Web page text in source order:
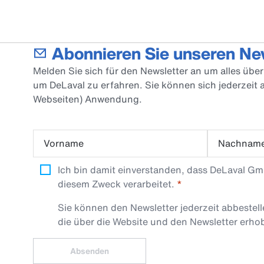
Abonnieren Sie unseren
Melden Sie sich für den Newsletter an um alles
um DeLaval zu erfahren. Sie können sich
Webseiten) Anwendung.
Vorname
Ich bin damit einverstanden, dass DeLaval
diesem Zweck verarbeitet.
Sie können den Newsletter jederzeit
die über die Website und den Newsletter
Absenden